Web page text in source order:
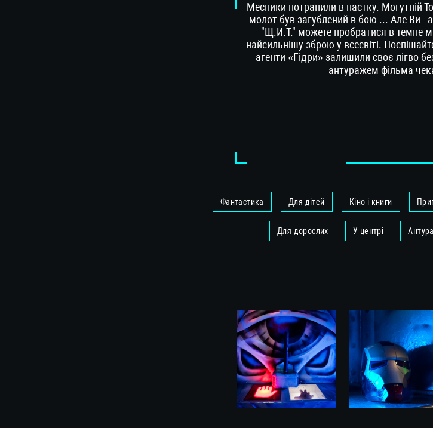
Месники потрапили в пастку. Могутній
молот був загублений в бою ... Але Ви -
"Щ.И.Т." можете пробратися в темне
найсильнішу зброю у всесвіті.
агенти «Гідри» залишили своє лігво
антуражем фільма
Фантастика Для дітей Кіно і книги
Для дорослих У центрі